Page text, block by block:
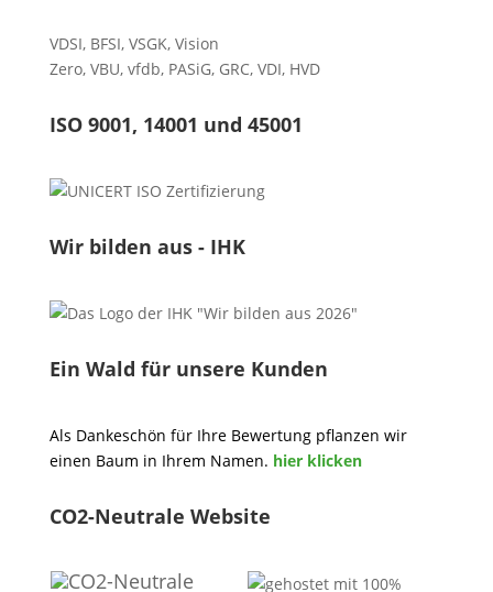
VDSI, BFSI, VSGK, Vision
Zero, VBU, vfdb, PASiG, GRC, VDI, HVD
ISO 9001, 14001 und 45001
Wir bilden aus - IHK
Ein Wald für unsere Kunden
Als Dankeschön für Ihre Bewertung pflanzen wir
einen Baum in Ihrem Namen. hier klicken
CO2-Neutrale Website